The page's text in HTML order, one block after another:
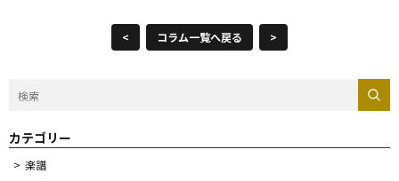
< コラム一覧へ戻る >
カテゴリー
楽譜